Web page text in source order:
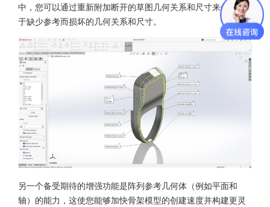
中，您可以通过重新附加断开的草图几何关系和尺寸来修复由
于缺少参考而损坏的几何关系和尺寸。
另一个备受期待的增强功能是阵列参考几何体（例如平面和
轴）的能力，这使您能够加快骨架模型的创建速度并构建更灵